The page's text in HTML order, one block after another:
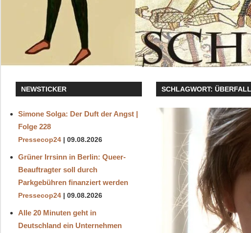
SCHLAGWORT:
NEWSTICKER
Simone Solga: Der Duft der Angst |
Folge 228
Pressecop24 09.08.2026
Grüner Irrsinn in Berlin: Queer-
Beauftragter soll durch
Parkgebühren finanziert werden
Pressecop24 09.08.2026
Alle 20 Minuten geht in
Deutschland ein Unternehmen